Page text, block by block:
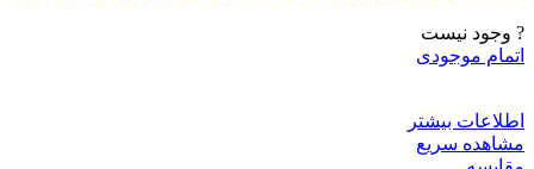
? وجود نیست
اتمام موجودی
اطلاعات بیشتر
مشاهده سریع